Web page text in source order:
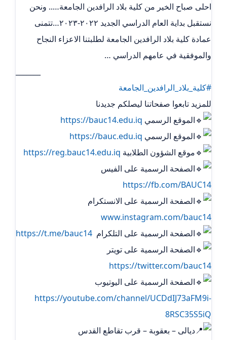
احلى صباح الخير من كلية بلاد الرافدين الجامعة….. ونحن
نستقبل بداية العام الدراسي الجديد ٢٠٢٢-٢٠٢٣…تتمنى
عمادة كلية بلاد الرافدين الجامعة لطلبتنا الاعزاء النجاح
والموفقية في عامهم الدراسي …
#كلية_بلاد_الرافدين_الجامعة
للمزيد تابعوا صفحاتنا ليصلكم جديدنا
الموقع الرسمي https://bauc14.edu.iq
الموقع الرسمي https://bauc.edu.iq
موقع الشؤون الطلابية https://reg.bauc14.edu.iq
الصفحة الرسمية على الفيس
https://fb.com/BAUC14
الصفحة الرسمية على الانستكرام
www.instagram.com/bauc14
الصفحة الرسمية على التلكرام ‏ https://t.me/bauc14
الصفحة الرسمية على تويتر
https://twitter.com/bauc14
الصفحة الرسمية على اليوتيوب
https://youtube.com/channel/UCDdIJ73aFM9i-
8RSC35S5iQ
ديالى – بعقوبة – قرب تقاطع القدس